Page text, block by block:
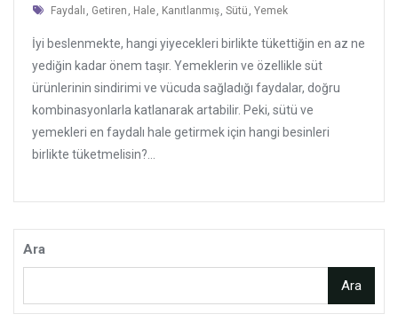
Tags
Faydalı , Getiren , Hale, Kanıtlanmış, Sütü , Yemek
İyi beslenmekte, hangi yiyecekleri birlikte tükettiğin en az ne
yediğin kadar önem taşır. Yemeklerin ve özellikle süt
ürünlerinin sindirimi ve vücuda sağladığı faydalar, doğru
kombinasyonlarla katlanarak artabilir. Peki, sütü ve
yemekleri en faydalı hale getirmek için hangi besinleri
birlikte tüketmelisin?...
Ara
Ara